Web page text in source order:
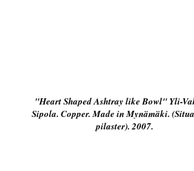
"Heart Shaped Ashtray like Bowl" Yli-
Sipola. Copper. Made in Mynämäki.
pilaster). 2007.